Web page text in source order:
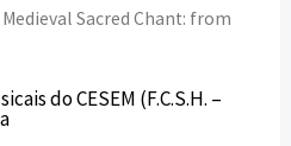
Medieval Sacred Chant: from
do CESEM (F.C.S.H. –